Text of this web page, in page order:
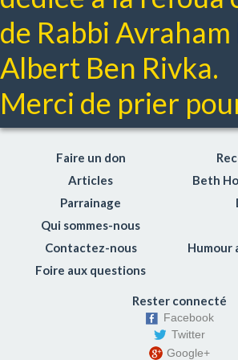
Deuil
Contes juifs pour les enfants
Recommandation
Michna
Cours de Daf Hayomi en français
Avodat hamidot
Lois du Lachon Hara (médisance)
Lois du mariage
Respect des parents
Hochen michpat: Le droit civil
Netilat yadaim
Choul'han Aroukh Hayomi
de Rabbi
Albert Ben Rivka.
Merci de prier
Faire un don
Articles
Parrainage
Qui sommes-nous
Contactez-nous
Foire aux questions
Beth
Humour
Rester connecté
Facebook
Twitter
Google+